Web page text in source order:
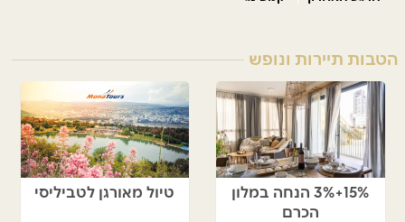
הטבות תיירות ונופש
15%+3% הנחה במלון
הכרם
טיול מאורגן לטביליסי